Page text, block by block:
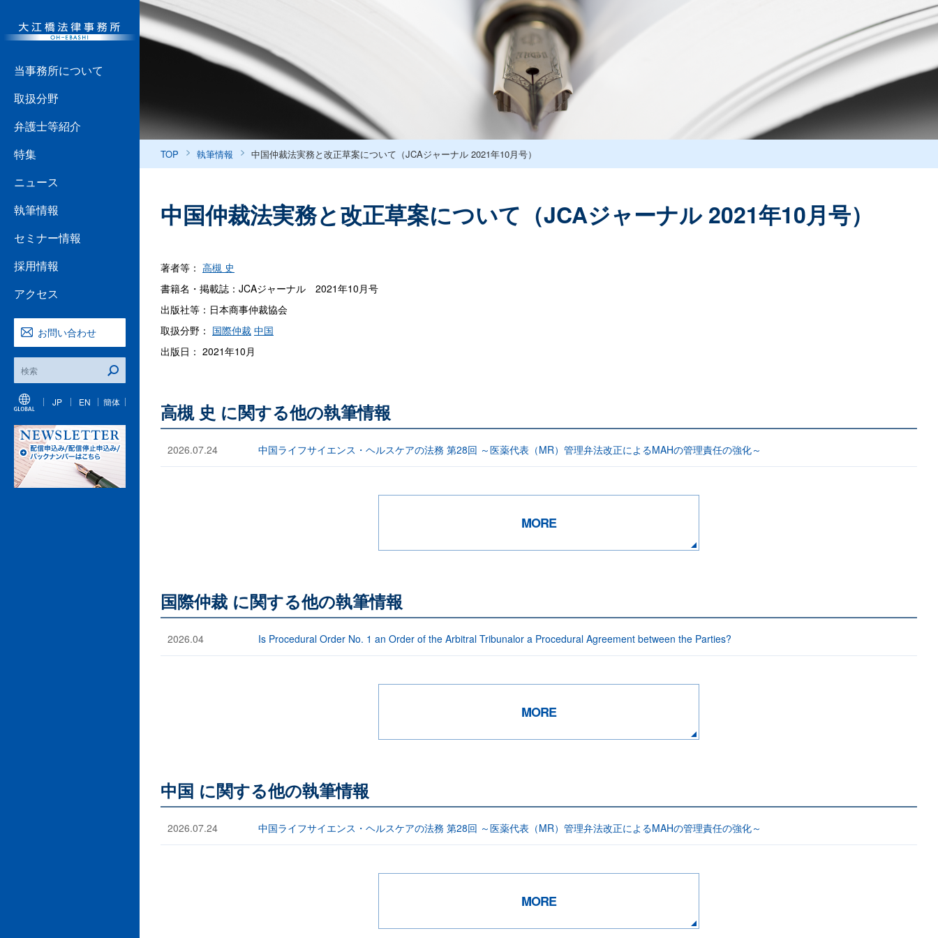
当事務所について
取扱分野
弁護士等紹介
特集
ニュース
執筆情報
セミナー情報
採用情報
アクセス
お問い合わせ
JP EN 簡体
TOP 執筆情報 中国仲裁法実務と改正草案について（JCAジャーナル 2021年10月号）
中国仲裁法実務と改正草案について（JCAジャーナル 2021年10月号）
著者等： 高槻 史
書籍名・掲載誌：JCAジャーナル 2021年10月号
出版社等：日本商事仲裁協会
取扱分野： 国際仲裁 中国
出版日： 2021年10月
高槻 史 に関する他の執筆情報
2026.07.24 中国ライフサイエンス・ヘルスケアの法務 第28回 ～医薬代表（MR）管理弁法改正によるMAHの管理責任の強化～
MORE
国際仲裁 に関する他の執筆情報
2026.04 Is Procedural Order No. 1 an Order of the Arbitral Tribunalor a Procedural Agreement between the Parties?
MORE
中国 に関する他の執筆情報
2026.07.24 中国ライフサイエンス・ヘルスケアの法務 第28回 ～医薬代表（MR）管理弁法改正によるMAHの管理責任の強化～
MORE